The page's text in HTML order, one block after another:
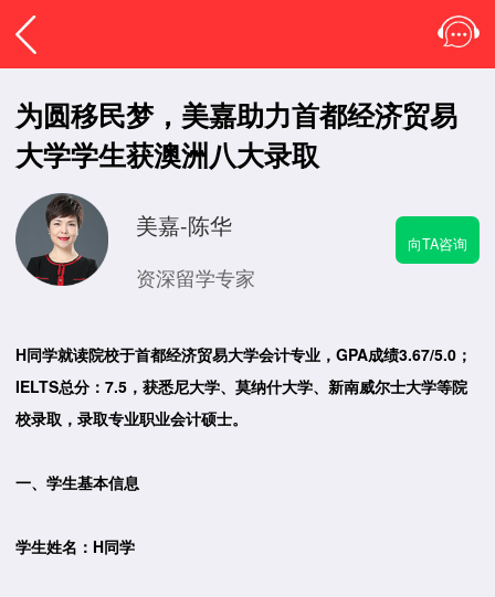
为圆移民梦，美嘉助力首都经济贸易
大学学生获澳洲八大录取
美嘉-陈华
资深留学专家
向TA咨询
H同学就读院校于首都经济贸易大学会计专业，GPA成绩3.67/5.0；
IELTS总分：7.5，获悉尼大学、莫纳什大学、新南威尔士大学等院
校录取，录取专业职业会计硕士。
一、学生基本信息
学生姓名：H同学